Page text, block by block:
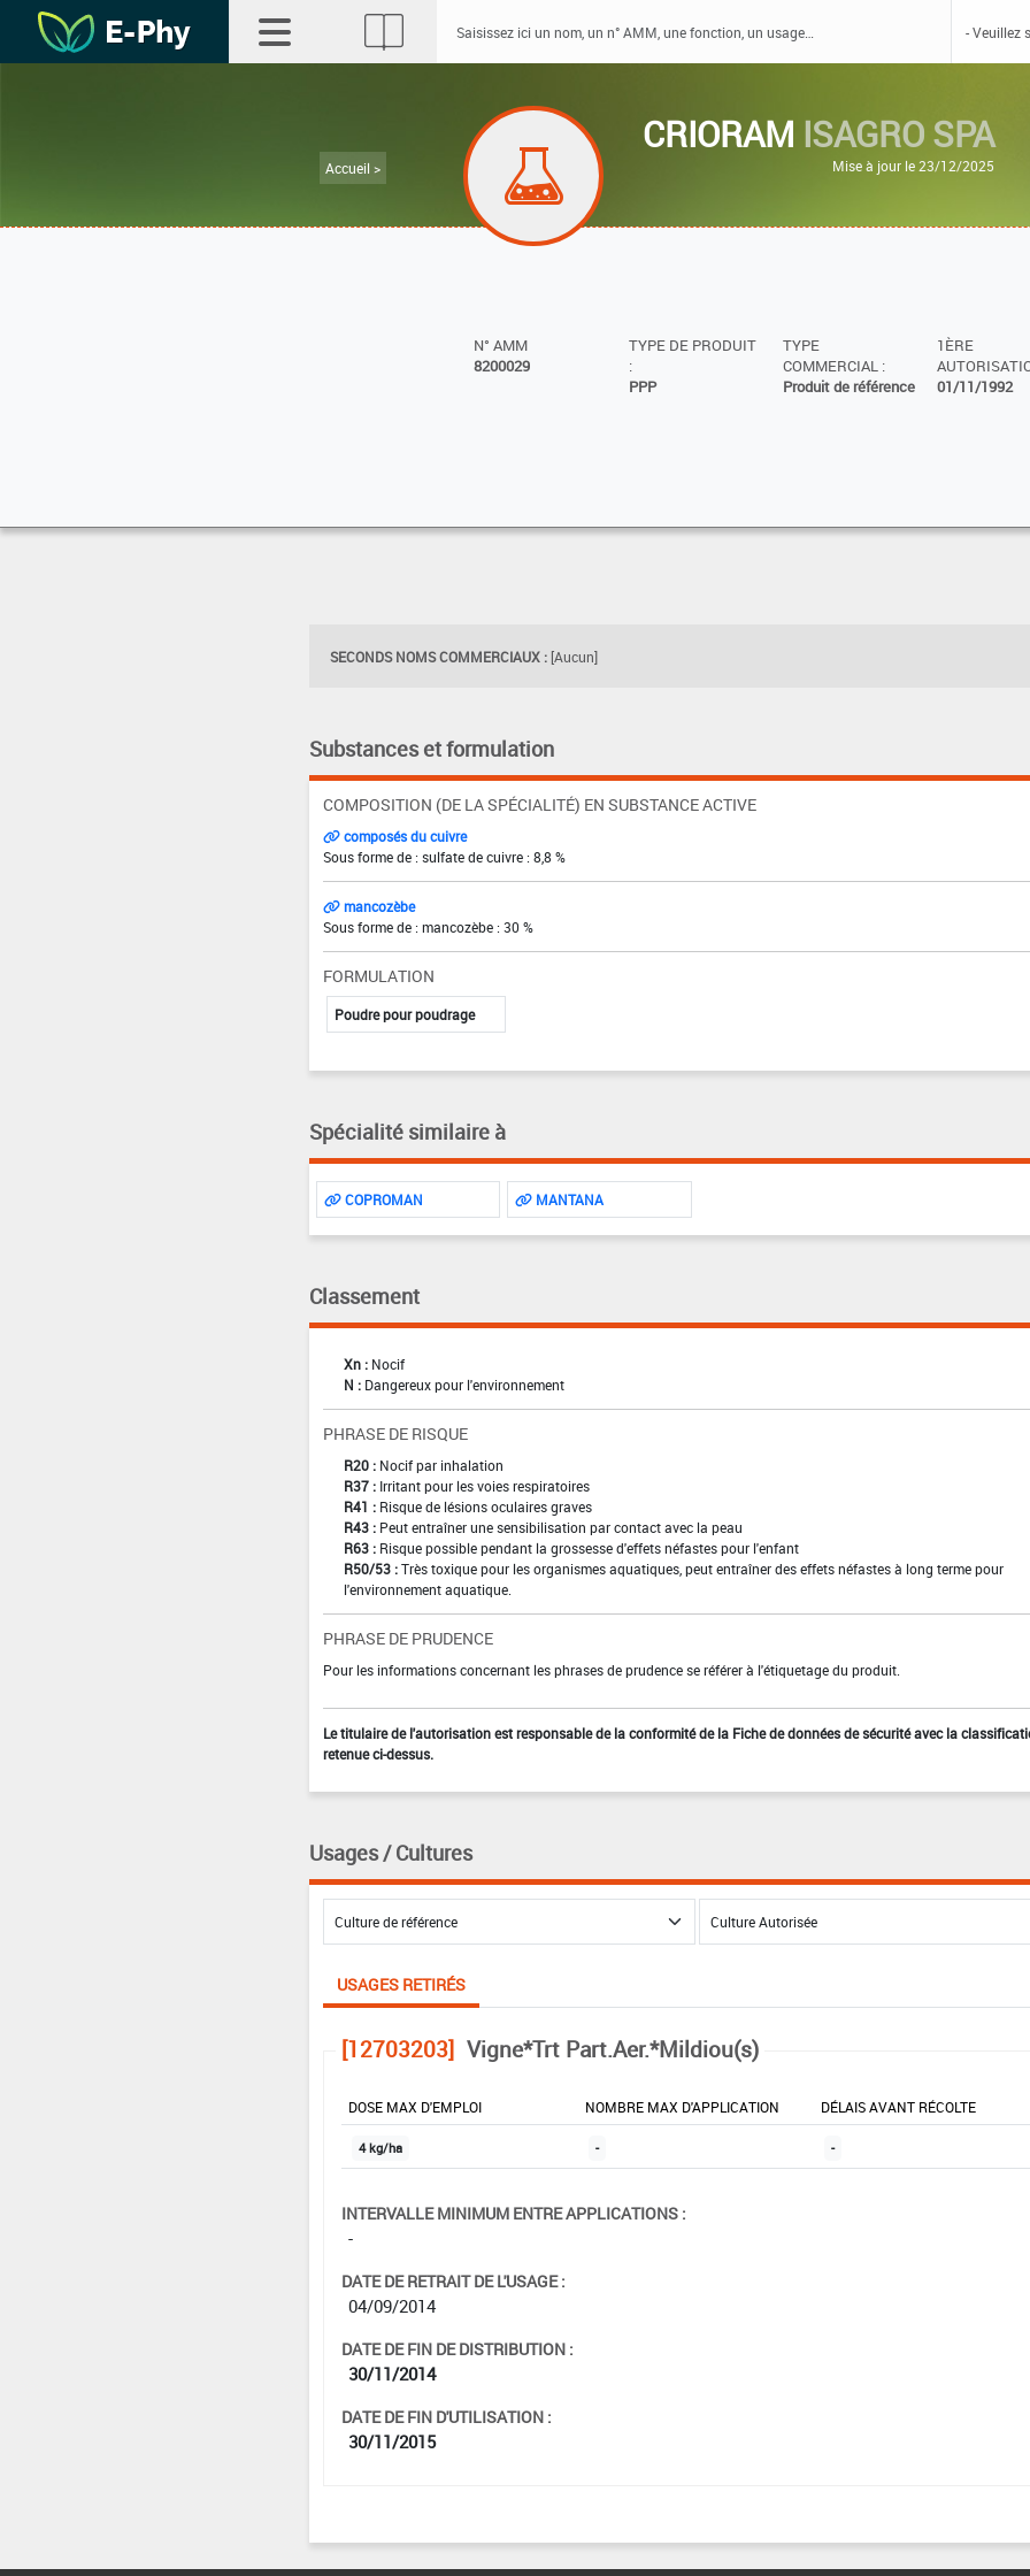
Accueil >
CRIORAM ISAGRO SPA
Mise à jour le 23/12/2025
N° AMM
8200029
TYPE DE PRODUIT
:
PPP
TYPE
COMMERCIAL :
Produit de référence
1ÈRE
01/11/1992
SECONDS NOMS COMMERCIAUX : [Aucun]
Substances et formulation
COMPOSITION (DE LA SPÉCIALITÉ) EN SUBSTANCE ACTIVE
composés du cuivre
Sous forme de : sulfate de cuivre : 8,8 %
mancozèbe
Sous forme de : mancozèbe : 30 %
FORMULATION
Poudre pour poudrage
Spécialité similaire à
COPROMAN MANTANA
Classement
Xn : Nocif
N : Dangereux pour l'environnement
PHRASE DE RISQUE
R20 : Nocif par inhalation
R37 : Irritant pour les voies respiratoires
R41 : Risque de lésions oculaires graves
R43 : Peut entraîner une sensibilisation par contact avec la peau
R63 : Risque possible pendant la grossesse d'effets néfastes pour l'enfant
R50/53 : Très toxique pour les organismes aquatiques, peut entraîner des effets néfastes à long terme pour
l'environnement aquatique.
PHRASE DE PRUDENCE
Pour les informations concernant les phrases de prudence se référer à l'étiquetage du produit.
Le titulaire de l'autorisation est responsable de la conformité de la Fiche de données de sécurité avec la
retenue ci-dessus.
Usages / Cultures
USAGES RETIRÉS
[12703203] Vigne*Trt Part.Aer.*Mildiou(s)
DOSE MAX D'EMPLOI NOMBRE MAX D'APPLICATION DÉLAIS AVANT RÉCOLTE
4 kg/ha - -
INTERVALLE MINIMUM ENTRE APPLICATIONS :
-
DATE DE RETRAIT DE L'USAGE :
04/09/2014
DATE DE FIN DE DISTRIBUTION :
30/11/2014
DATE DE FIN D'UTILISATION :
30/11/2015